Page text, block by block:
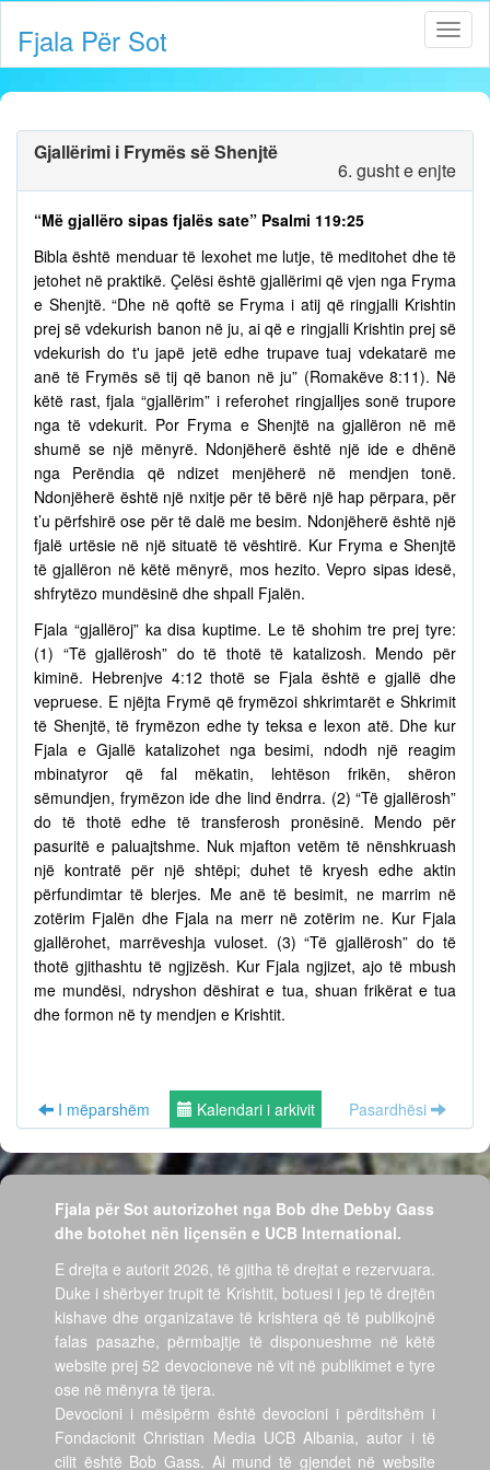
Fjala Për Sot
Gjallërimi i Frymës së Shenjtë
6. gusht e enjte
“Më gjallëro sipas fjalës sate” Psalmi 119:25
Bibla është menduar të lexohet me lutje, të meditohet dhe të
jetohet në praktikë. Çelësi është gjallërimi që vjen nga Fryma
e Shenjtë. “Dhe në qoftë se Fryma i atij që ringjalli Krishtin
prej së vdekurish banon në ju, ai që e ringjalli Krishtin prej së
vdekurish do t'u japë jetë edhe trupave tuaj vdekatarë me
anë të Frymës së tij që banon në ju” (Romakëve 8:11). Në
këtë rast, fjala “gjallërim” i referohet ringjalljes sonë trupore
nga të vdekurit. Por Fryma e Shenjtë na gjallëron në më
shumë se një mënyrë. Ndonjëherë është një ide e dhënë
nga Perëndia që ndizet menjëherë në mendjen tonë.
Ndonjëherë është një nxitje për të bërë një hap përpara, për
t’u përfshirë ose për të dalë me besim. Ndonjëherë është një
fjalë urtësie në një situatë të vështirë. Kur Fryma e Shenjtë
të gjallëron në këtë mënyrë, mos hezito. Vepro sipas idesë,
shfrytëzo mundësinë dhe shpall Fjalën.
Fjala “gjallëroj” ka disa kuptime. Le të shohim tre prej tyre:
(1) “Të gjallërosh” do të thotë të katalizosh. Mendo për
kiminë. Hebrenjve 4:12 thotë se Fjala është e gjallë dhe
vepruese. E njëjta Frymë që frymëzoi shkrimtarët e Shkrimit
të Shenjtë, të frymëzon edhe ty teksa e lexon atë. Dhe kur
Fjala e Gjallë katalizohet nga besimi, ndodh një reagim
mbinatyror që fal mëkatin, lehtëson frikën, shëron
sëmundjen, frymëzon ide dhe lind ëndrra. (2) “Të gjallërosh”
do të thotë edhe të transferosh pronësinë. Mendo për
pasuritë e paluajtshme. Nuk mjafton vetëm të nënshkruash
një kontratë për një shtëpi; duhet të kryesh edhe aktin
përfundimtar të blerjes. Me anë të besimit, ne marrim në
zotërim Fjalën dhe Fjala na merr në zotërim ne. Kur Fjala
gjallërohet, marrëveshja vuloset. (3) “Të gjallërosh” do të
thotë gjithashtu të ngjizësh. Kur Fjala ngjizet, ajo të mbush
me mundësi, ndryshon dëshirat e tua, shuan frikërat e tua
dhe formon në ty mendjen e Krishtit.
I mëparshëm Kalendari i arkivit Pasardhësi
Fjala për Sot autorizohet nga Bob dhe Debby Gass
dhe botohet nën liçensën e UCB International.
E drejta e autorit 2026, të gjitha të drejtat e rezervuara.
Duke i shërbyer trupit të Krishtit, botuesi i jep të drejtën
kishave dhe organizatave të krishtera që të publikojnë
falas pasazhe, përmbajtje të disponueshme në këtë
website prej 52 devocioneve në vit në publikimet e tyre
ose në mënyra të tjera.
Devocioni i mësipërm është devocioni i përditshëm i
Fondacionit Christian Media UCB Albania, autor i të
cilit është Bob Gass. Ai mund të gjendet në website